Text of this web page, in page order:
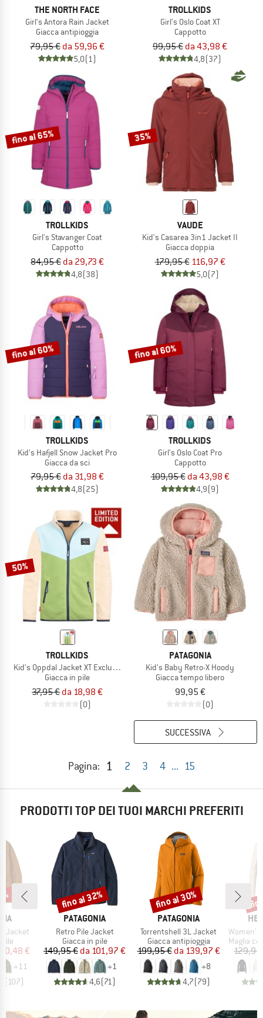
THE NORTH FACE
Girl's Antora Rain Jacket
Giacca antipioggia
79,95 € da 59,96 €
5,0(1)
TROLLKIDS
Girl's Oslo Coat XT
Cappotto
99,95 € da 43,98 €
4,8(37)
fino al 65%
TROLLKIDS
Girl's Stavanger Coat
Cappotto
84,95 € da 29,73 €
4,8(38)
35%
VAUDE
Kid's Casarea 3in1 Jacket II
Giacca doppia
179,95 € 116,97 €
5,0(7)
fino al 60%
TROLLKIDS
Kid's Hafjell Snow Jacket Pro
Giacca da sci
79,95 € da 31,98 €
4,8(25)
fino al 60%
TROLLKIDS
Girl's Oslo Coat Pro
Cappotto
109,95 € da 43,98 €
4,9(9)
50%
TROLLKIDS
Kid's Oppdal Jacket XT Exclusive
Giacca in pile
37,95 € da 18,98 €
(0)
PATAGONIA
Kid's Baby Retro-X Hoody
Giacca tempo libero
99,95 €
(0)
Pagina: 1 2 3 4 ... 15
SUCCESSIVA
PRODOTTI TOP DEI TUOI MARCHI PREFERITI
Jacket
ridotto
70,48 €
+11
( 107)
MARCHIO
PATAGONIA
Articolo
Retro Pile Jacket
Gruppo di prodotti
Giacca in pile
Prezzo
149,95 € Prezzo ridotto
da 101,97 €
+1
4,6(71)
Sconto
fino al 32%
MARCHIO
PATAGONIA
Articolo
Torrentshell 3L Jacket
Gruppo di prodotti
Giacca antipioggia
Prezzo
199,95 € Prezzo ridotto
da 139,97 €
+8
4,7(79)
Sconto
fino al 30%
Articolo
Women's
Gruppo
Maglia con
129,95